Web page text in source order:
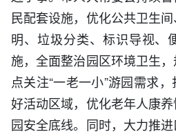
民配套设施，优化公共卫生
明、垃圾分类、标识导视、
施，全面整治园区环境卫生
点关注“一老一小”游园需求
好活动区域，优化老年人康
园安全底线。同时，大力推